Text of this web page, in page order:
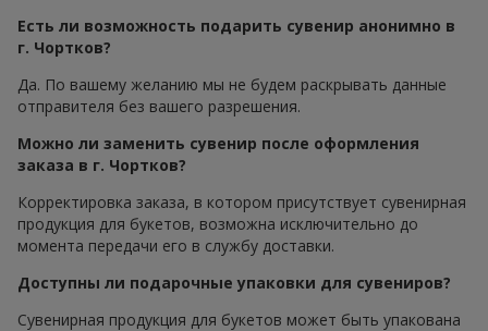
Есть ли возможность подарить сувенир анонимно в
г. Чортков?
Да. По вашему желанию мы не будем раскрывать данные
отправителя без вашего разрешения.
Можно ли заменить сувенир после оформления
заказа в г. Чортков?
Корректировка заказа, в котором присутствует сувенирная
продукция для букетов, возможна исключительно до
момента передачи его в службу доставки.
Доступны ли подарочные упаковки для сувениров?
Сувенирная продукция для букетов может быть упакована